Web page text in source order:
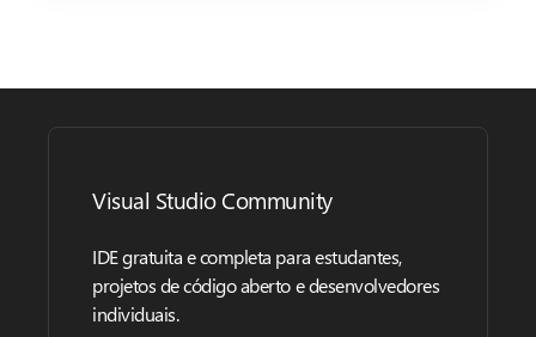
Visual Studio Community
IDE gratuita e completa para estudantes,
projetos de código aberto e desenvolvedores
individuais.